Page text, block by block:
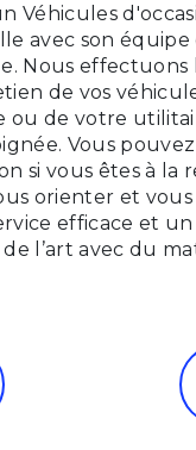
Véhicules
avec son
Nous effectuons
de vos
de votre
Vous
si vous êtes à la
orienter et vous
efficace et
l’art avec du